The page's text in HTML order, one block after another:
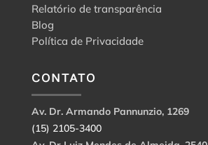
Relatório de transparência
Blog
Política de Privacidade
CONTATO
Av. Dr. Armando Pannunzio, 1269
(15) 2105-3400